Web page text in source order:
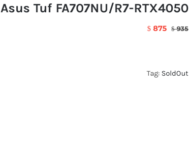
Asus Tuf FA707NU/R7-RTX4050
$935
$ 875
Tag: SoldOut